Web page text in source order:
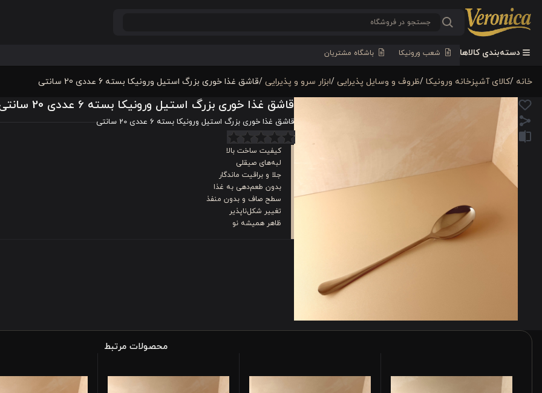
دسته‌بندی کالاها شعب ورونیکا باشگاه مشتریان
خانه /كالای آشپزخانه ورونیکا /ظروف و وسایل پذیرایی /ابزار سرو و پذیرایی /قاشق غذا خوری بزرگ استیل ورونیکا بسته 6 عددی 20 سانتی
قاشق غذا خوری بزرگ استیل ورونیکا بسته 6 عددی 20 سانتی
قاشق غذا خوری بزرگ استیل ورونیکا بسته 6 عددی 20 سانتی
کیفیت ساخت بالا
لبه‌های صیقلی
جلا و براقیت ماندگار
بدون طعم‌دهی به غذا
سطح صاف و بدون منفذ
تغییر شکل‌ناپذیر
ظاهر همیشه نو
محصولات مرتبط